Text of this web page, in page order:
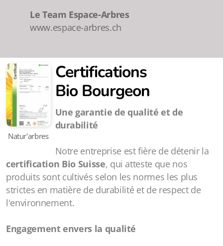
Le Team Espace-Arbres
www.espace-arbres.ch
Natur'arbres
Certifications
Bio Bourgeon
Une garantie de qualité et de
durabilité
Notre entreprise est fière de détenir la
certification Bio Suisse, qui atteste que nos
produits sont cultivés selon les normes les plus
strictes en matière de durabilité et de respect de
l'environnement.
Engagement envers la qualité